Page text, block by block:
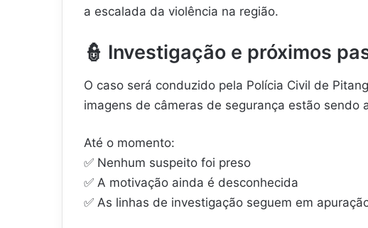
a escalada da violência na região.
👮 Investigação e próximos
O caso será conduzido pela Polícia Civil de
imagens de câmeras de segurança estão sendo
Até o momento:
✅ Nenhum suspeito foi preso
✅ A motivação ainda é desconhecida
✅ As linhas de investigação seguem em